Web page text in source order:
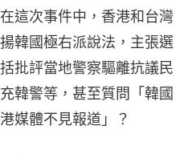
這次事件中，香港和台灣
韓國極右派說法，主張選
批評當地警察驅離抗議民
韓警等，甚至質問「韓國
媒體不見報道」？